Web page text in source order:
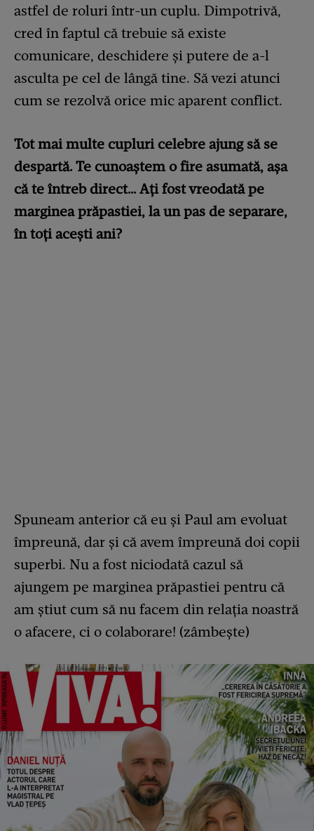
astfel de roluri într-un cuplu. Dimpotrivă,
cred în faptul că trebuie să existe
comunicare, deschidere și putere de a-l
asculta pe cel de lângă tine. Să vezi atunci
cum se rezolvă orice mic aparent conflict.
Tot mai multe cupluri celebre ajung să se
despartă. Te cunoaștem o fire asumată, așa
că te întreb direct… Ați fost vreodată pe
marginea prăpastiei, la un pas de separare,
în toți acești ani?
Spuneam anterior că eu și Paul am evoluat
împreună, dar și că avem împreună doi copii
superbi. Nu a fost niciodată cazul să
ajungem pe marginea prăpastiei pentru că
am știut cum să nu facem din relația noastră
o afacere, ci o colaborare! (zâmbește)